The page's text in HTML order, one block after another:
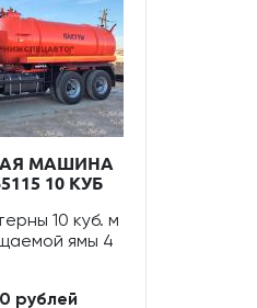
МАШИНА
10 КУБ
10 куб. м
ямы 4
рублей